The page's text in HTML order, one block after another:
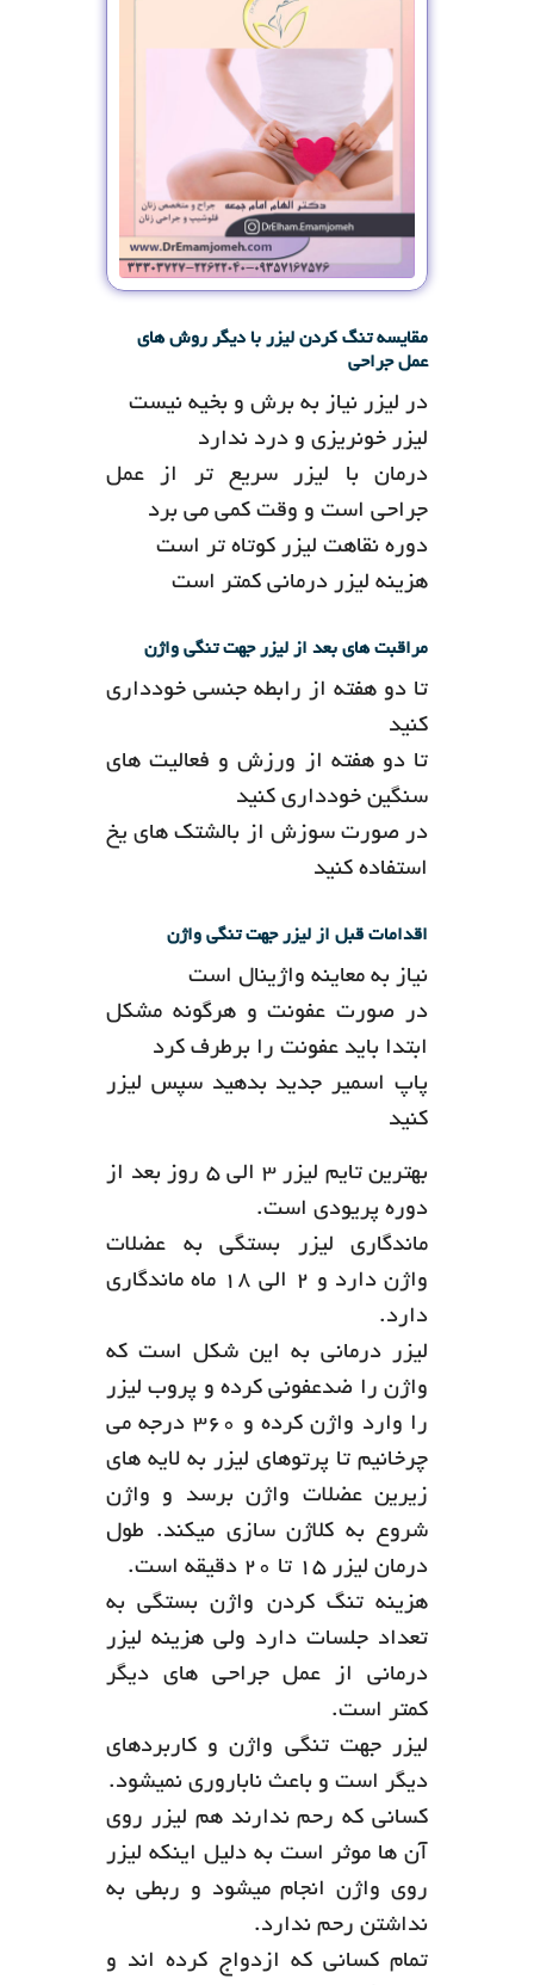
مقایسه تنگ کردن لیزر با دیگر روش های
عمل جراحی
در لیزر نیاز به برش و بخیه نیست
لیزر خونریزی و درد ندارد
درمان با لیزر سریع تر از عمل
جراحی است و وقت کمی می برد
دوره نقاهت لیزر کوتاه تر است
هزینه لیزر درمانی کمتر است
مراقبت های بعد از لیزر جهت تنگی واژن
تا دو هفته از رابطه جنسی خودداری
کنید
تا دو هفته از ورزش و فعالیت های
سنگین خودداری کنید
در صورت سوزش از بالشتک های یخ
استفاده کنید
اقدامات قبل از لیزر جهت تنگی واژن
نیاز به معاینه واژینال است
در صورت عفونت و هرگونه مشکل
ابتدا باید عفونت را برطرف کرد
پاپ اسمیر جدید بدهید سپس لیزر
کنید
بهترین تایم لیزر ۳ الی ۵ روز بعد از
دوره پریودی است.
ماندگاری لیزر بستگی به عضلات
واژن دارد و ۲ الی ۱۸ ماه ماندگاری
دارد.
لیزر درمانی به این شکل است که
واژن را ضدعفونی کرده و پروب لیزر
را وارد واژن کرده و ۳۶۰ درجه می
چرخانیم تا پرتوهای لیزر به لایه های
زیرین عضلات واژن برسد و واژن
شروع به کلاژن سازی میکند. طول
درمان لیزر ۱۵ تا ۲۰ دقیقه است.
هزینه تنگ کردن واژن بستگی به
تعداد جلسات دارد ولی هزینه لیزر
درمانی از عمل جراحی های دیگر
کمتر است.
لیزر جهت تنگی واژن و کاربردهای
دیگر است و باعث ناباروری نمیشود.
کسانی که رحم ندارند هم لیزر روی
آن ها موثر است به دلیل اینکه لیزر
روی واژن انجام میشود و ربطی به
نداشتن رحم ندارد.
تمام کسانی که ازدواج کرده اند و